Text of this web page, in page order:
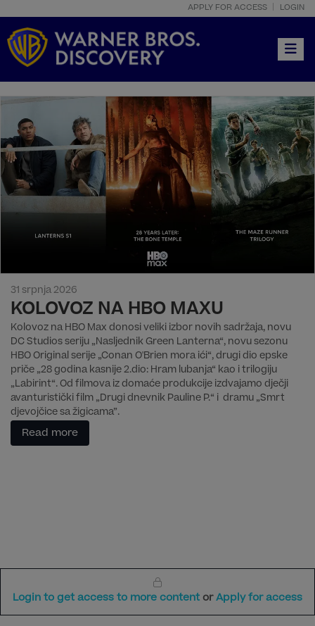
APPLY FOR ACCESS LOGIN
31 srpnja 2026
KOLOVOZ NA HBO MAXU
Kolovoz na HBO Max donosi veliki izbor novih sadržaja, novu
DC Studios seriju „Nasljednik Green Lanterna“, novu sezonu
HBO Original serije „Conan O'Brien mora ići“, drugi dio epske
priče „28 godina kasnije 2.dio: Hram lubanja“ kao i trilogiju
„Labirint“. Od filmova iz domaće produkcije izdvajamo dječji
avanturistički film „Drugi dnevnik Pauline P.“ i dramu „Smrt
djevojčice sa žigicama”.
Read more
Login to get access to more content or Apply for access